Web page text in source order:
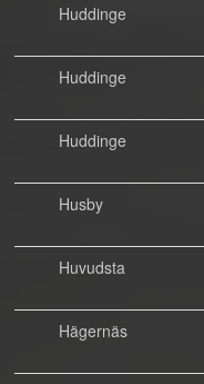
Huddinge
Huddinge
Huddinge
Husby
Huvudsta
Hägernäs